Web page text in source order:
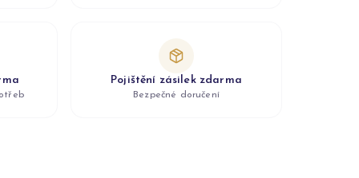
Pojištění zásilek zdarma
Bezpečné doručení